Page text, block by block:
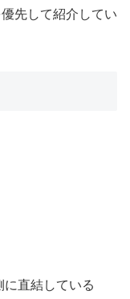
先して紹介してい
直結している